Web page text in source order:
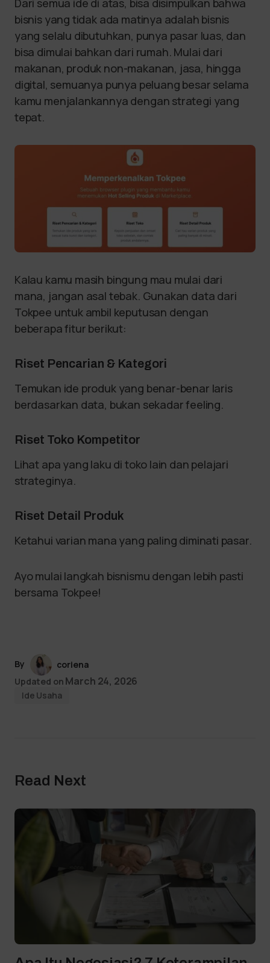
Dari semua ide di atas, bisa disimpulkan bahwa
bisnis yang tidak ada matinya adalah bisnis
yang selalu dibutuhkan, punya pasar luas, dan
bisa dimulai bahkan dari rumah. Mulai dari
makanan, produk non-makanan, jasa, hingga
digital, semuanya punya peluang besar selama
kamu menjalankannya dengan strategi yang
tepat.
Kalau kamu masih bingung mau mulai dari
mana, jangan asal tebak. Gunakan data dari
Tokpee untuk ambil keputusan dengan
beberapa fitur berikut:
Riset Pencarian & Kategori
Temukan ide produk yang benar-benar laris
berdasarkan data, bukan sekadar feeling.
Riset Toko Kompetitor
Lihat apa yang laku di toko lain dan pelajari
strateginya.
Riset Detail Produk
Ketahui varian mana yang paling diminati pasar.
Ayo mulai langkah bisnismu dengan lebih pasti
bersama Tokpee!
By
coriena
Updated on March 24, 2026
Ide Usaha
Read Next